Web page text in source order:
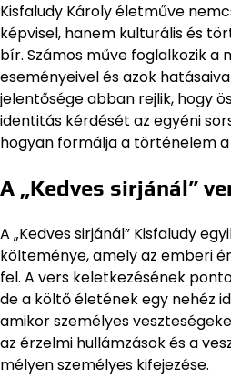
Kisfaludy Károly életműve
képvisel, hanem kulturális és
bír. Számos műve foglalkozik
eseményeivel és azok
jelentősége abban rejlik, hogy
identitás kérdését az egyéni
hogyan formálja a történelem
A „Kedves sirjánál”
A „Kedves sirjánál” Kisfaludy
költeménye, amely az emberi
fel. A vers keletkezésének
de a költő életének egy nehéz
amikor személyes
az érzelmi hullámzások és a
mélyen személyes kifejezése.